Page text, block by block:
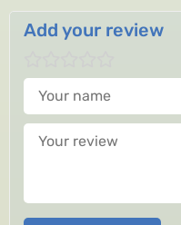
Add your review
Your name
Your review